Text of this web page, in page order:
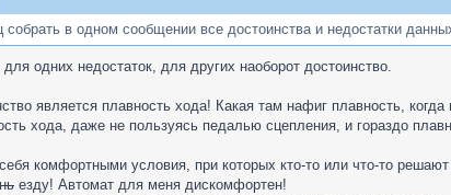
в одном сообщении все достоинства и недостатки
одних недостаток, для других наоборот достоинство.
является плавность хода! Какая там нафиг плавность,
хода, даже не пользуясь педалью сцепления, и гораздо
комфортными условия, при которых кто-то или что-то
езду! Автомат для меня дискомфортен!